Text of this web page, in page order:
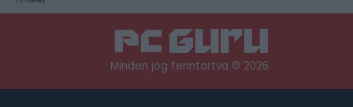
Minden jog fenntartva © 2026